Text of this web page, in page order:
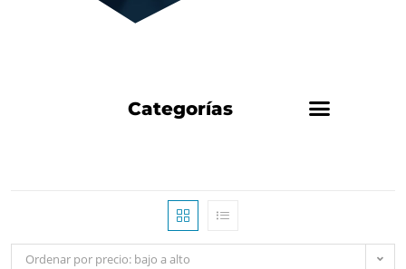
Categorías
Ordenar por precio: bajo a alto